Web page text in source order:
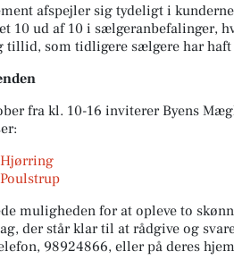
afspejler sig tydeligt i
10 ud af 10 i sælgeranbefalinger,
tillid, som tidligere sælgere har
fra kl. 10-16 inviterer Byens
muligheden for at opleve to
der står klar til at rådgive og
98924866, eller på deres
Hjørring
pr. stk🔥🔥 Vælg
- Snickers - Twix -